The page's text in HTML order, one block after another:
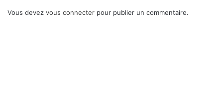
Vous devez vous connecter pour publier un commentaire.